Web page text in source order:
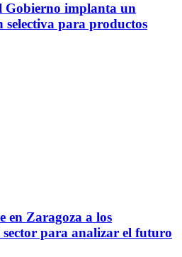
Gobierno implanta un
selectiva para productos
en Zaragoza a los
sector para analizar el futuro